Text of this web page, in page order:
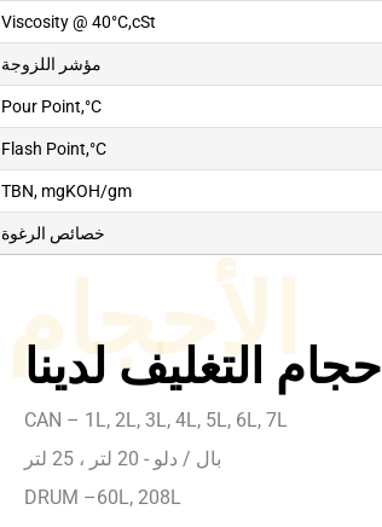
Viscosity @ 40°C,cSt
مؤشر اللزوجة
Pour Point,°C
Flash Point,°C
TBN, mgKOH/gm
خصائص الرغوة
الأحجام
أحجام التغليف لدينا
CAN – 1L, 2L, 3L, 4L, 5L, 6L, 7L
بال / دلو - 20 لتر ، 25 لتر
DRUM –60L, 208L